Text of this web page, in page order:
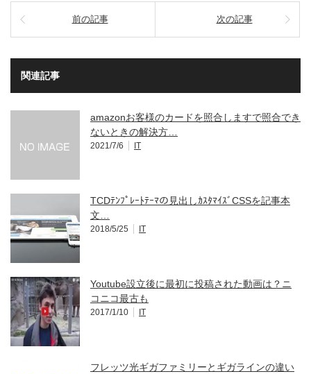
前の記事 次の記事
関連記事
amazonお客様のカードを照合しますで照合でき
ないときの解決方…
2021/7/6 IT
TCDﾃﾝﾌﾟﾚｰﾄﾃｰﾏの見出しｶｽﾀﾏｲｽﾞCSSを記事本
文…
2018/5/25 IT
Youtube設立後に最初に投稿された動画は？ニ
コニコ最古も
2017/1/10 IT
フレッツ光ギガファミリーとギガラインの違い